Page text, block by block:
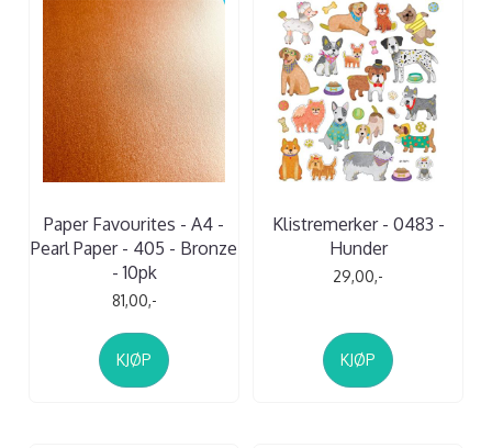
Paper Favourites - A4 -
Pearl Paper - 405 - Bronze
- 10pk
81,00,-
KJØP
Klistremerker - 0483 -
Hunder
29,00,-
KJØP